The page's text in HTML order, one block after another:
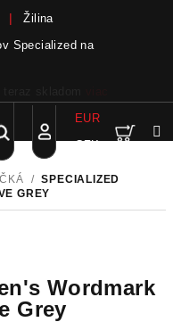
Žilina
Specialized na
Hľadať
Prihlásenie
EUR
CZK
/ SPECIALIZED
GREY
Wordmark
Grey